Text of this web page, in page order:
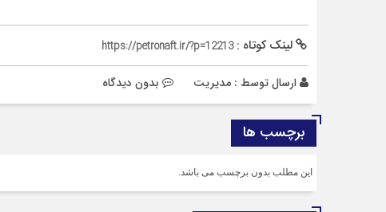
لینک کوتاه :https://petronaft.ir/?p=12213
ارسال توسط : مدیریت بدون دیدگاه
برچسب ها
این مطلب بدون برچسب می باشد.